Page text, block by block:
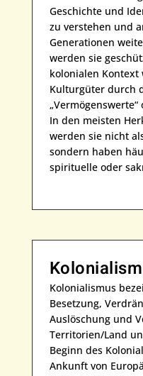
Geschichte und
zu verstehen und
Generationen
werden sie
kolonialen
Kulturgüter durch
In den meisten
werden sie nicht
sondern haben
spirituelle oder
Kolonialismus
Besetzung,
Auslöschung und
Territorien/Land
Beginn des
Ankunft von